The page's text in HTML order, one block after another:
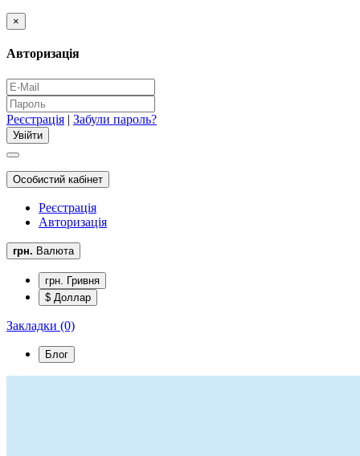
×
Авторизація
Реєстрація | Забули пароль?
Особистий кабінет
Реєстрація
Авторизація
грн. Валюта
грн. Гривня
$ Доллар
Закладки (0)
Блог